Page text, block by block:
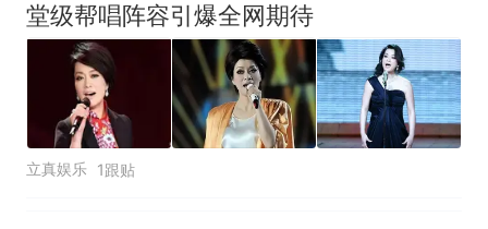
堂级帮唱阵容引爆全网期待
立真娱乐 1跟贴